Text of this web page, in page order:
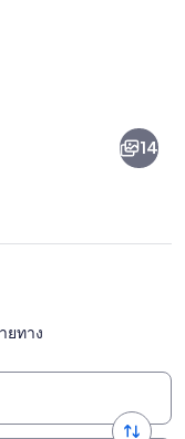
14
ยทาง